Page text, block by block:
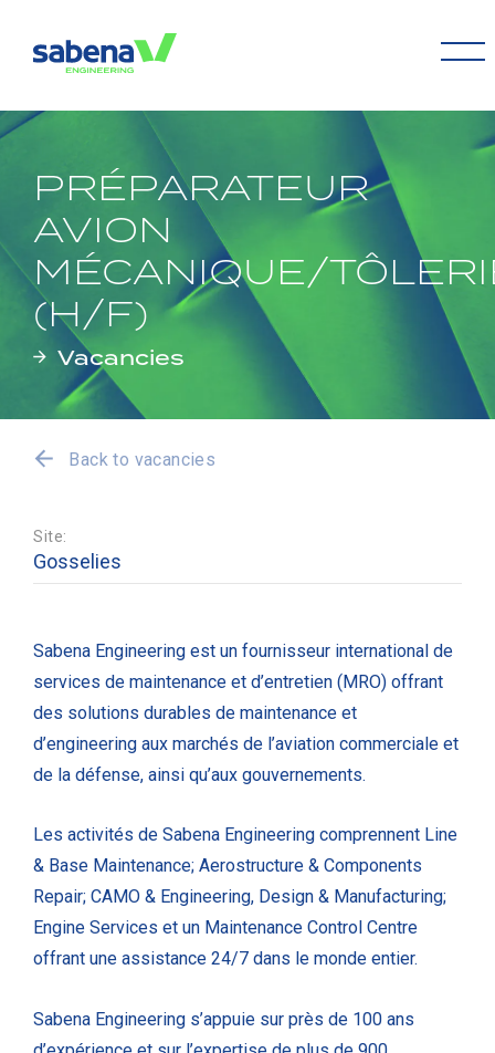
PRÉPARATEUR
AVION
MÉCANIQUE/
(H/F)
Vacancies
Back to vacancies
Site:
Gosselies
Sabena Engineering est un fournisseur international de
services de maintenance et d’entretien (MRO) offrant
des solutions durables de maintenance et
d’engineering aux marchés de l’aviation commerciale et
de la défense, ainsi qu’aux gouvernements.
Les activités de Sabena Engineering comprennent Line
& Base Maintenance; Aerostructure & Components
Repair; CAMO & Engineering, Design & Manufacturing;
Engine Services et un Maintenance Control Centre
offrant une assistance 24/7 dans le monde entier.
Sabena Engineering s’appuie sur près de 100 ans